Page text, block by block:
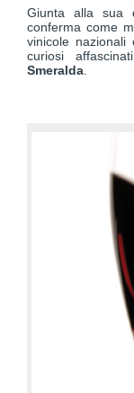
Giunta alla sua
conferma come
vinicole nazionali
curiosi
Smeralda